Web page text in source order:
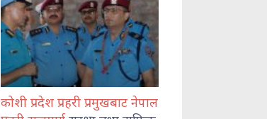
भेडेटारबाट ६४७ किलो गाँजासहित